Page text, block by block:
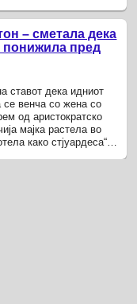
– сметала дека
понижила пред
ставот дека идниот
се венча со жена со
од аристократско
мајка растела во
како стјуардеса“,